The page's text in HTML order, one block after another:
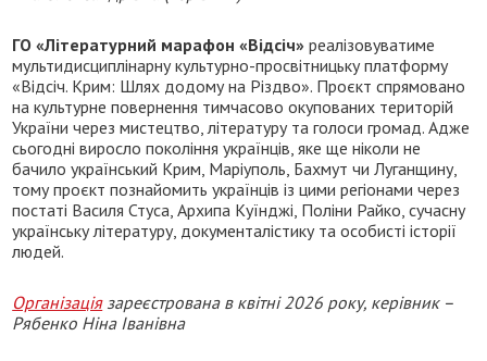
ГО «Літературний марафон «Відсіч» реалізовуватиме
мультидисциплінарну культурно-просвітницьку платформу
«Відсіч. Крим: Шлях додому на Різдво». Проєкт спрямовано
на культурне повернення тимчасово окупованих територій
України через мистецтво, літературу та голоси громад. Адже
сьогодні виросло покоління українців, яке ще ніколи не
бачило український Крим, Маріуполь, Бахмут чи Луганщину,
тому проєкт познайомить українців із цими регіонами через
постаті Василя Стуса, Архипа Куїнджі, Поліни Райко, сучасну
українську літературу, документалістику та особисті історії
людей.
Організаціязареєстрована в квітні 2026 року, керівник –
Рябенко Ніна Іванівна